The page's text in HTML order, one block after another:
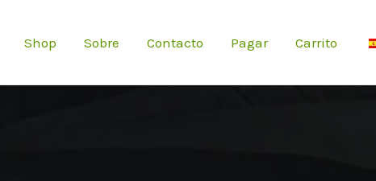
Shop Sobre Contacto Pagar Carrito